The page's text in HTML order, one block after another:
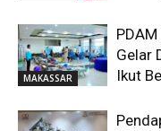
MAKASSAR
Gelar
Ikut